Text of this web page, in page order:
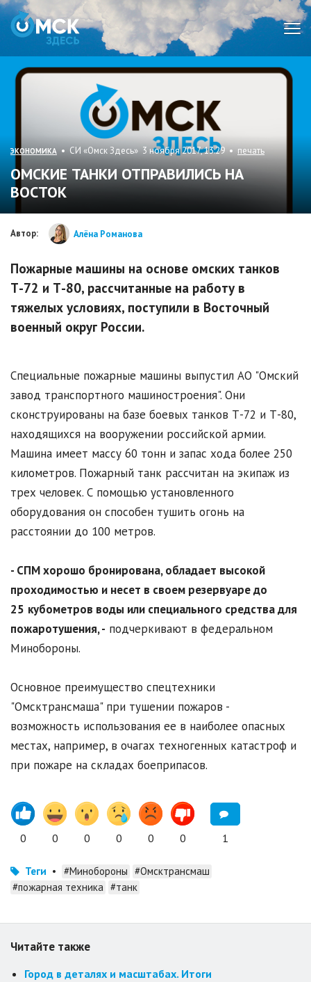
ЭКОНОМИКА • СИ «Омск Здесь» 3 ноября 2017, 13:29 • печать
ОМСКИЕ ТАНКИ ОТПРАВИЛИСЬ НА
ВОСТОК
Автор: Алёна Романова
Пожарные машины на основе омских танков
Т-72 и Т-80, рассчитанные на работу в
тяжелых условиях, поступили в Восточный
военный округ России.
Специальные пожарные машины выпустил АО "Омский
завод транспортного машиностроения". Они
сконструированы на базе боевых танков Т-72 и Т-80,
находящихся на вооружении российской армии.
Машина имеет массу 60 тонн и запас хода более 250
километров. Пожарный танк рассчитан на экипаж из
трех человек. С помощью установленного
оборудования он способен тушить огонь на
расстоянии до 100 метров.
- СПМ хорошо бронирована, обладает высокой
проходимостью и несет в своем резервуаре до
25 кубометров воды или специального средства для
пожаротушения, - подчеркивают в федеральном
Минобороны.
Основное преимущество спецтехники
"Омсктрансмаша" при тушении пожаров -
возможность использования ее в наиболее опасных
местах, например, в очагах техногенных катастроф и
при пожаре на складах боеприпасов.
0 0 0 0 0 0 1
Теги • #Минобороны #Омсктрансмаш
#пожарная техника #танк
Читайте также
Город в деталях и масштабах. Итоги